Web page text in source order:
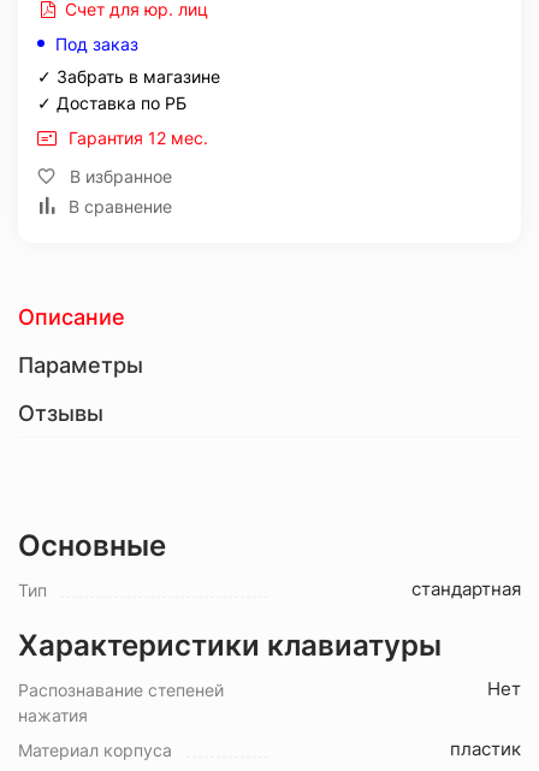
Счет для юр. лиц
Под заказ
✓ Забрать в магазине
✓ Доставка по РБ
Гарантия 12 мес.
В избранное
В сравнение
Описание
Параметры
Отзывы
Основные
Тип стандартная
Характеристики клавиатуры
Распознавание степеней
нажатия
Нет
Материал корпуса пластик